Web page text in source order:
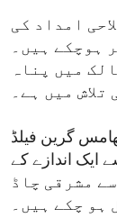
کو فلاحی امداد کی
ہوچکے ہیں۔
میں پناہ
تلاش میں ہے۔
گرین فیلڈ
ایک اندازے کے
دارفور سے مشرقی چاڈ
ہو چکے ہیں۔